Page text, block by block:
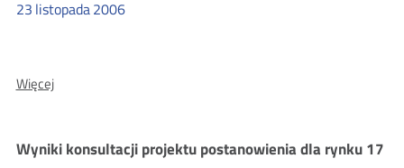
13
23 listopada2006
WięcejO:
decyzji
Wyniki konsultacji projektu postanowienia dla rynku 17